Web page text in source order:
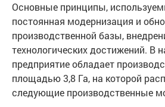
Основные принципы,
постоянная модернизация и
производственной базы,
технологических достижений. В
предприятие обладает
площадью 3,8 Га, на которой
следующие производственные